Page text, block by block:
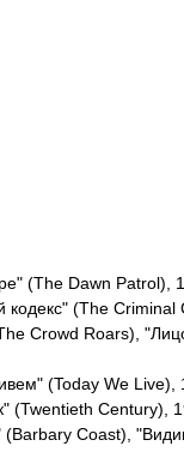
(The Dawn Patrol),
(The Criminal
Crowd Roars),
(Today We Live),
(Twentieth Century),
Coast),